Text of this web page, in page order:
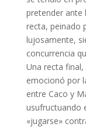
pretender ante
recta, peinado
lujosamente,
concurrencia
Una recta
emocionó por
entre Caco y
usufructuando
«jugarse»